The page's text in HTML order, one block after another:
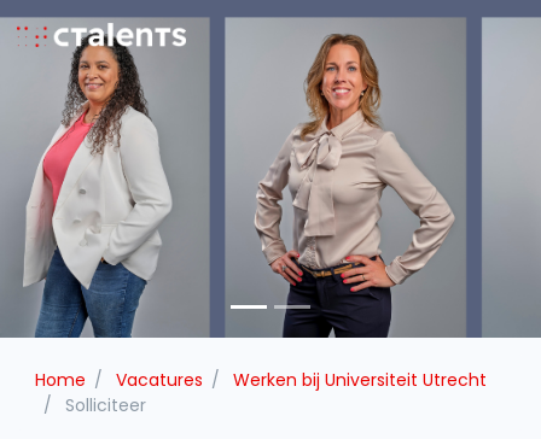
Home Vacatures
Werken bij Universiteit Utrecht
Solliciteer